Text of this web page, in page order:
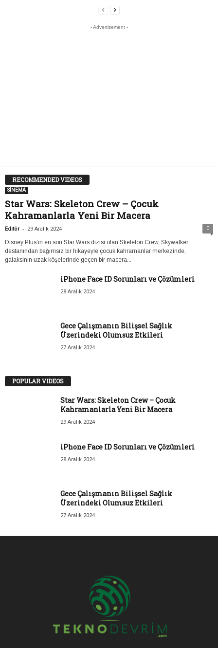
- Advertisement -
RECOMMENDED VIDEOS
SİNEMA
Star Wars: Skeleton Crew – Çocuk
Kahramanlarla Yeni Bir Macera
Editör - 29 Aralık 2024 0
Disney Plus’ın en son Star Wars dizisi olan Skeleton Crew, Skywalker
destanından bağımsız bir hikayeyle çocuk kahramanlar merkezinde,
galaksinin uzak köşelerinde geçen bir macera...
iPhone Face ID Sorunları ve Çözümleri
28 Aralık 2024
Gece Çalışmanın Bilişsel Sağlık
Üzerindeki Olumsuz Etkileri
27 Aralık 2024
POPULAR VIDEOS
Star Wars: Skeleton Crew – Çocuk
Kahramanlarla Yeni Bir Macera
29 Aralık 2024
iPhone Face ID Sorunları ve Çözümleri
28 Aralık 2024
Gece Çalışmanın Bilişsel Sağlık
Üzerindeki Olumsuz Etkileri
27 Aralık 2024